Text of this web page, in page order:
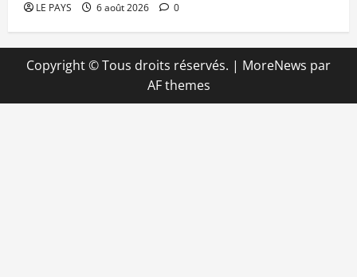
LE PAYS 6 août 2026 0
Copyright © Tous droits réservés. | MoreNews par
AF themes